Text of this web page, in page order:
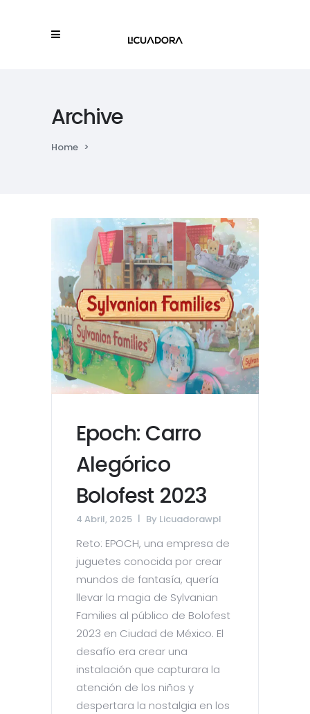
Archive
Home >
Epoch: Carro
Alegórico
Bolofest 2023
4 Abril, 2025 By Licuadorawpl
Reto: EPOCH, una empresa de
juguetes conocida por crear
mundos de fantasía, quería
llevar la magia de Sylvanian
Families al público de Bolofest
2023 en Ciudad de México. El
desafío era crear una
instalación que capturara la
atención de los niños y
despertara la nostalgia en los